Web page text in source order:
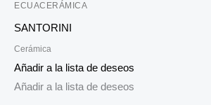
ECUACERÁMICA
SANTORINI
Cerámica
Añadir a la lista de deseos
Añadir a la lista de deseos